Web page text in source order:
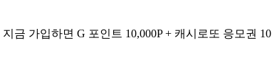
지금 가입하면 G 포인트 10,000P + 캐시로또 응모권